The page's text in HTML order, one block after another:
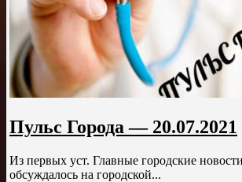
Пульс Города — 20.07.2021
Из первых уст. Главные городские
обсуждалось на городской...